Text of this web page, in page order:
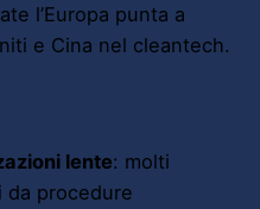
l’Europa punta a
e Cina nel cleantech.
lente: molti
procedure